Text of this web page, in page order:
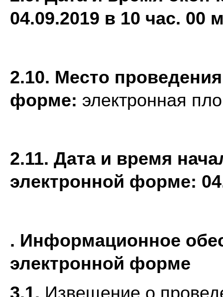
04.09.2019 в 10 час. 00
2.10. Место
форме: электронная
2.11. Дата и время
электронной форме:
. Информационное
электронной форме
3.1. Извещение о